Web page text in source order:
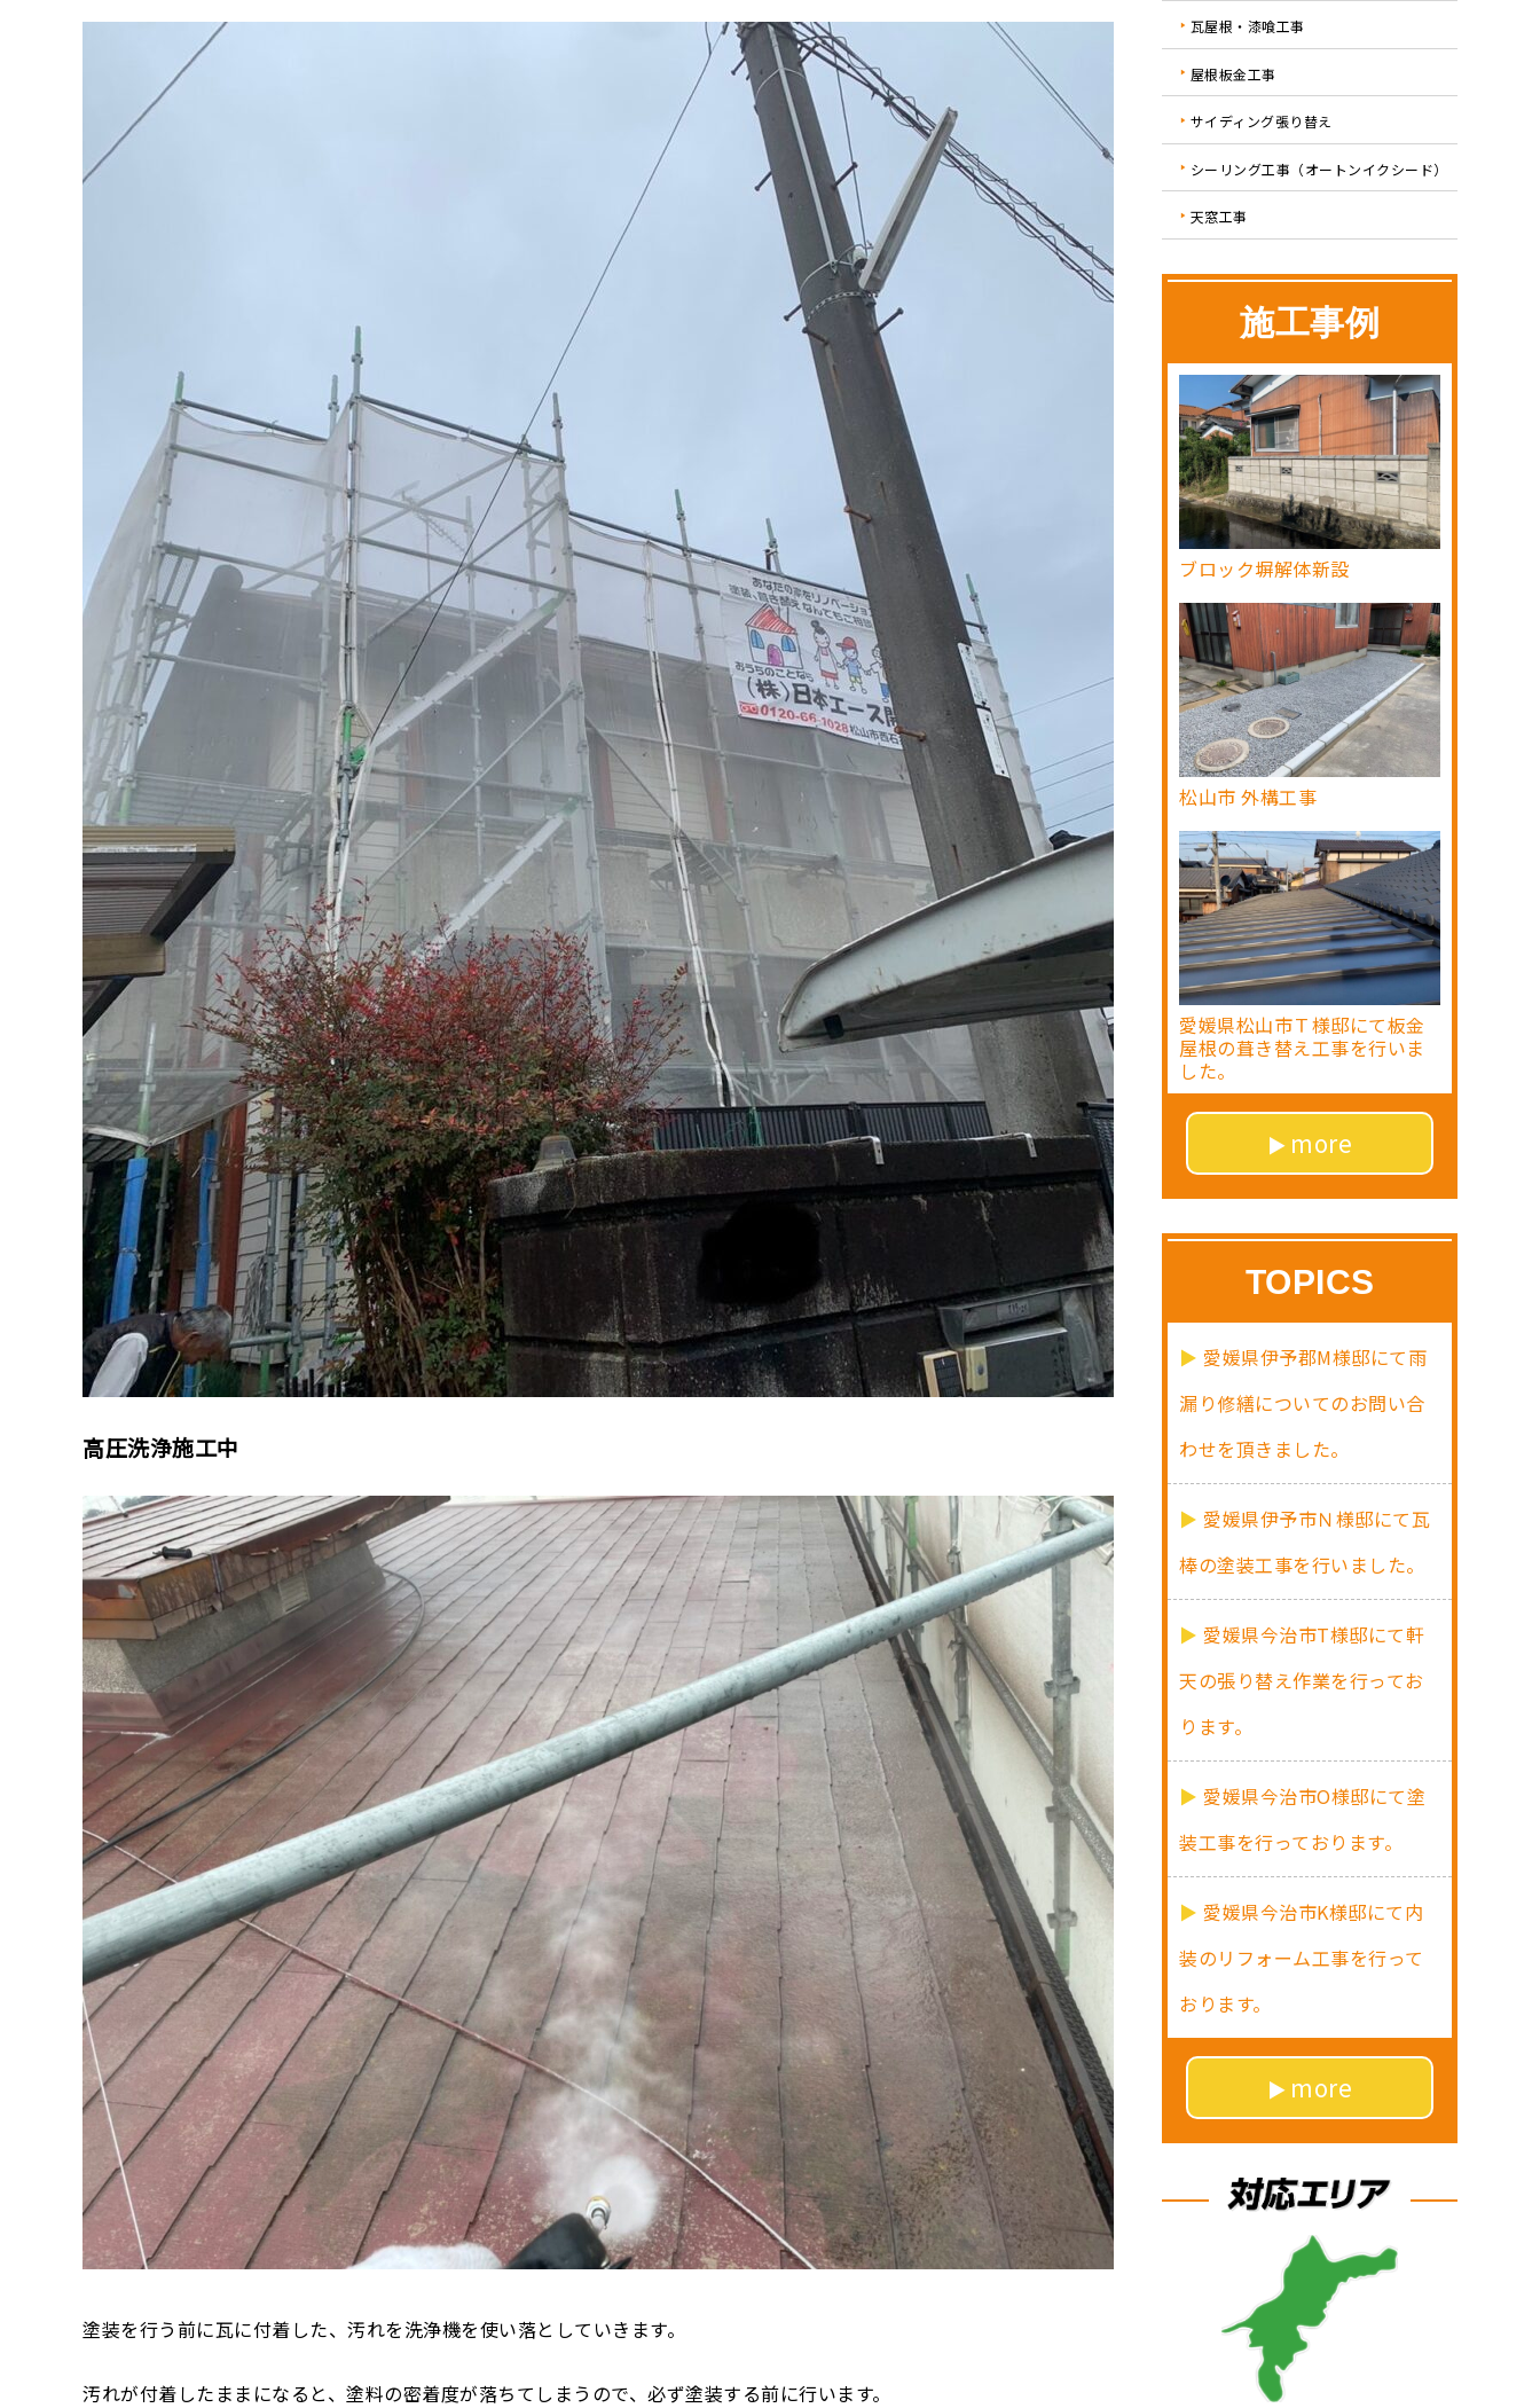
高圧洗浄施工中
塗装を行う前に瓦に付着した、汚れを洗浄機を使い落としていきます。
汚れが付着したままになると、塗料の密着度が落ちてしまうので、必ず塗装する前に行います。
瓦屋根・漆喰工事
屋根板金工事
サイディング張り替え
シーリング工事（オートンイクシード）
天窓工事
施工事例
ブロック塀解体新設
松山市 外構工事
愛媛県松山市Ｔ様邸にて板金
屋根の葺き替え工事を行いま
した。
more
TOPICS
愛媛県伊予郡M様邸にて雨
漏り修繕についてのお問い合
わせを頂きました。
愛媛県伊予市Ｎ様邸にて瓦
棒の塗装工事を行いました。
愛媛県今治市T様邸にて軒
天の張り替え作業を行ってお
ります。
愛媛県今治市O様邸にて塗
装工事を行っております。
愛媛県今治市K様邸にて内
装のリフォーム工事を行って
おります。
more